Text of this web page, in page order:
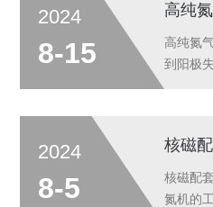
2024
8-15
高纯
高纯氮
到阳极
2024
8-5
核磁
核磁配
氮机的